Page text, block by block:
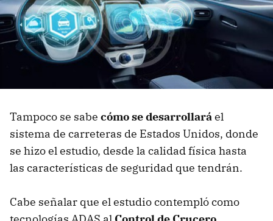
Tampoco se sabe cómo se desarrollaráel
sistema de carreteras de Estados Unidos, donde
se hizo el estudio, desde la calidad física hasta
las características de seguridad que tendrán.
Cabe señalar que el estudio contempló como